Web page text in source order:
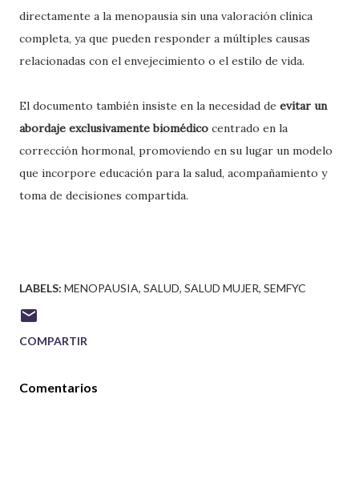
directamente a la menopausia sin una valoración clínica
completa, ya que pueden responder a múltiples causas
relacionadas con el envejecimiento o el estilo de vida.
El documento también insiste en la necesidad de evitar un
abordaje exclusivamente biomédico centrado en la
corrección hormonal, promoviendo en su lugar un modelo
que incorpore educación para la salud, acompañamiento y
toma de decisiones compartida.
LABELS: MENOPAUSIA SALUD SALUD MUJER SEMFYC
COMPARTIR
Comentarios